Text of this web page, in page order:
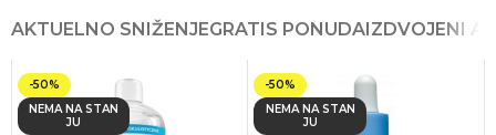
AKTUELNO SNIŽENJEGRATIS PONUDAIZDVOJENI
-50%
NEMA NA STAN
JU
-50%
NEMA NA STAN
JU